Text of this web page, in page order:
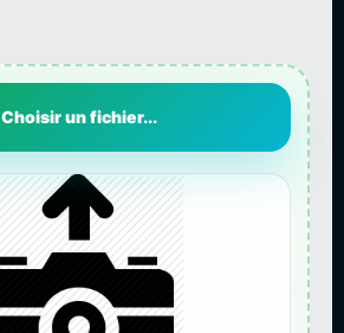
Choisir un fichier...